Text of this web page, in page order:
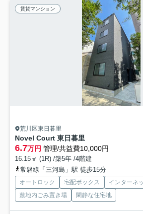
賃貸マンション
荒川区東日暮里
Novel Court 東日暮里
6.7万円 管理/共益費10,000円
16.15㎡ (1R) /築5年 /4階建
常磐線「三河島」駅 徒歩15分
オートロック 宅配ボックス インターネ
敷地内ごみ置き場
閑静な住宅地